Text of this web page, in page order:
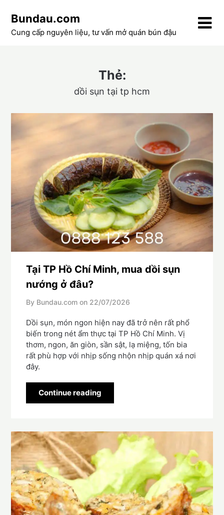
content
Bundau.com
Cung cấp nguyên liệu, tư vấn mở quán bún đậu
Thẻ:
dồi sụn tại tp hcm
Tại TP Hồ Chí Minh, mua dồi sụn
nướng ở đâu?
By Bundau.com on 22/07/2026
Dồi sụn, món ngon hiện nay đã trở nên rất phổ
biến trong nét ẩm thực tại TP Hồ Chí Minh. Vị
thơm, ngon, ăn giòn, sần sật, lạ miệng, tốn bia
rất phù hợp với nhịp sống nhộn nhịp quán xá nơi
đây.
Continue reading